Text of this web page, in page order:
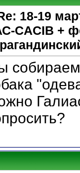
18-19
CACIB +